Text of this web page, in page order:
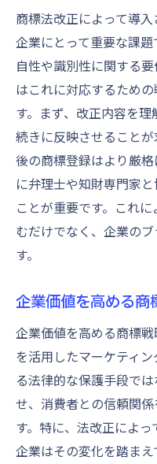
商標法改正によって導入
企業にとって重要な課
自性や識別性に関する
はこれに対応するため
す。まず、改正内容を
続きに反映させること
後の商標登録はより厳
に弁理士や知財専門家
ことが重要です。これ
むだけでなく、企業の
す。
企業価値を高める商
企業価値を高める商標
を活用したマーケティ
る法律的な保護手段で
せ、消費者との信頼関
す。特に、法改正によっ
企業はその変化を踏ま